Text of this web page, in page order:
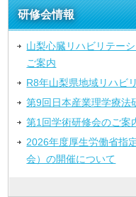
研修会情報
山梨心臓リハビリテー
ご案内
R8年山梨県地域リハビ
第9回日本産業理学療法
第1回学術研修会のご案
2026年度厚生労働省指
会）の開催について